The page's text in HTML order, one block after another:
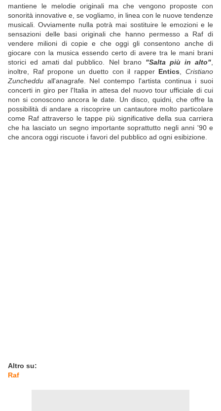
mantiene le melodie originali ma che vengono proposte con
sonorità innovative e, se vogliamo, in linea con le nuove tendenze
musicali. Ovviamente nulla potrà mai sostituire le emozioni e le
sensazioni delle basi originali che hanno permesso a Raf di
vendere milioni di copie e che oggi gli consentono anche di
giocare con la musica essendo certo di avere tra le mani brani
storici ed amati dal pubblico. Nel brano "Salta più in alto"
inoltre, Raf propone un duetto con il rapper Entics ,Cristiano
Zuncheddu all'anagrafe. Nel contempo l'artista continua i suoi
concerti in giro per l'Italia in attesa del nuovo tour ufficiale di cui
non si conoscono ancora le date. Un disco, quidni, che offre la
possibilità di andare a riscoprire un cantautore molto particolare
come Raf attraverso le tappe più significative della sua carriera
che ha lasciato un segno importante soprattutto negli anni '90 e
che ancora oggi riscuote i favori del pubblico ad ogni esibizione.
Altro su:
Raf